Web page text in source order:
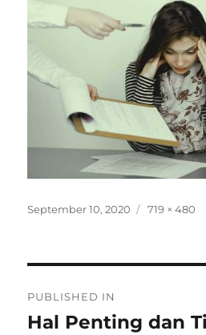
Posted
September 10, 2020
Full
719 × 480
navigation
PUBLISHED IN
Hal Penting dan